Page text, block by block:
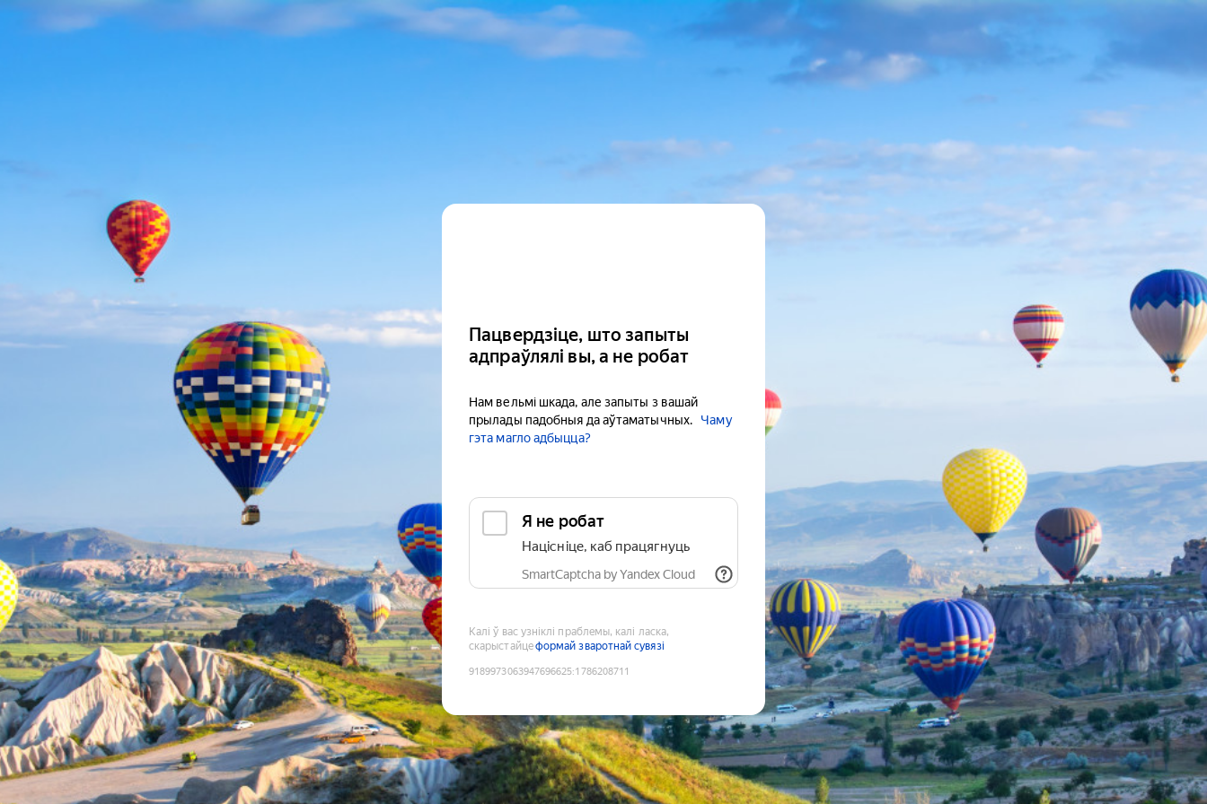
Пацвердзіце, што запыты
адпраўлялі вы, а не робат
Нам вельмі шкада, але запыты з вашай
прылады падобныя да аўтаматычных.
Чаму
гэта магло адбыцца?
Я не робат
Націсніце, каб працягнуць
SmartCaptcha by Yandex Cloud
Калі ў вас узніклі праблемы, калі ласка,
скарыстайцеформай зваротнай сувязі
9189973063947696625:1786208711